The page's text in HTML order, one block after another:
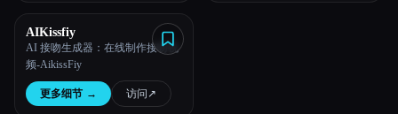
Esc
AIKissfiy
AI 接吻生成器：在线制作接吻视
频-AikissFiy
更多细节 → 访问 ↗︎